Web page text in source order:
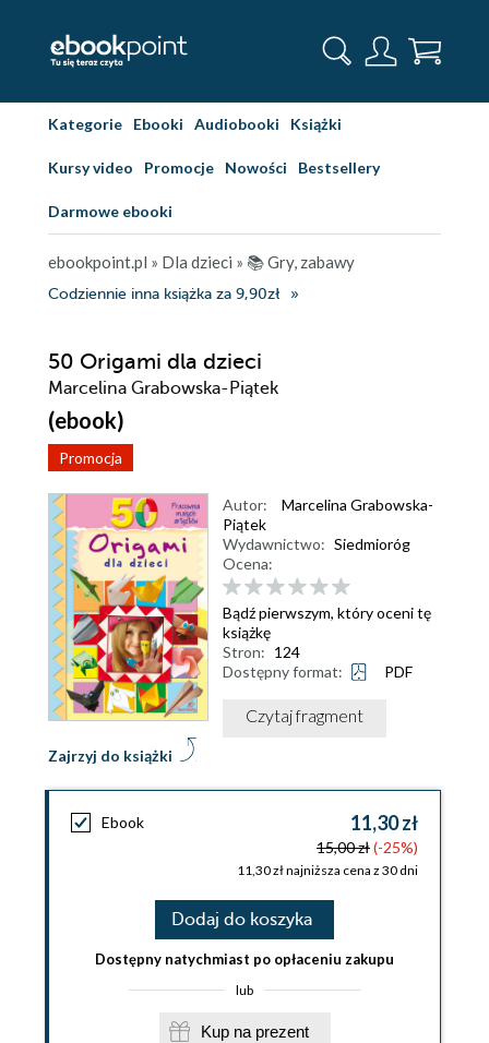
Kategorie Ebooki Audiobooki Książki
Kursy video Promocje Nowości Bestsellery
Darmowe ebooki
ebookpoint.pl » Dla dzieci » 📚 Gry, zabawy
Codziennie inna książka za 9,90zł
50 Origami dla dzieci
Marcelina Grabowska-Piątek
(ebook)
Promocja
Zajrzyj do książki
Autor:
Marcelina Grabowska-
Piątek
Wydawnictwo: Siedmioróg
Ocena:
Bądź pierwszym, który oceni tę
książkę
Stron: 124
Dostępny format:
PDF
Czytaj fragment
Ebook 11,30 zł
15,00 zł(-25%)
11,30 zł najniższa cena z 30 dni
Dodaj do koszyka
Dostępny natychmiast po opłaceniu zakupu
lub
Kup na prezent